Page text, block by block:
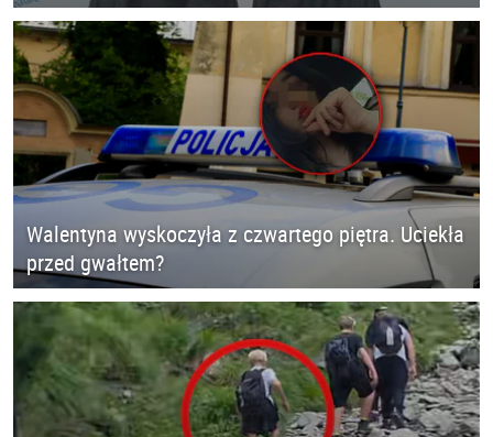
Walentyna wyskoczyła z czwartego piętra. Uciekła
przed gwałtem?